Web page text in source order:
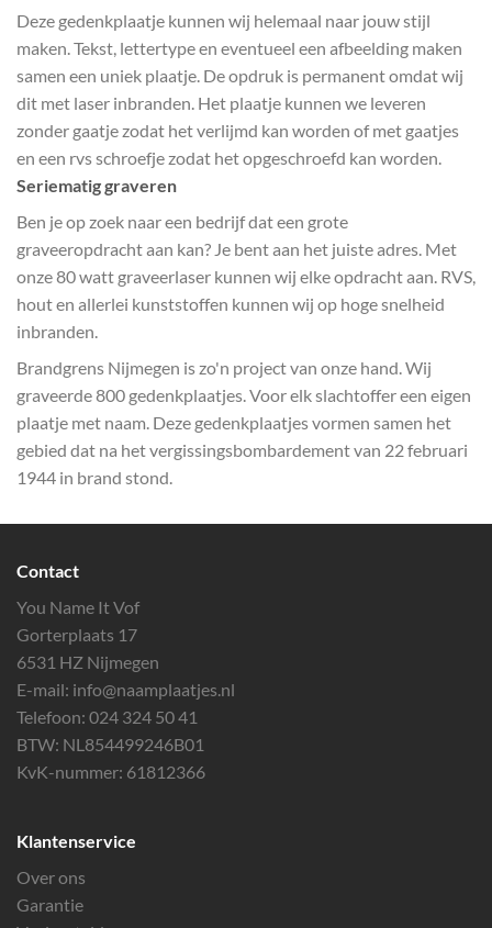
Deze gedenkplaatje kunnen wij helemaal naar jouw stijl
maken. Tekst, lettertype en eventueel een afbeelding maken
samen een uniek plaatje. De opdruk is permanent omdat wij
dit met laser inbranden. Het plaatje kunnen we leveren
zonder gaatje zodat het verlijmd kan worden of met gaatjes
en een rvs schroefje zodat het opgeschroefd kan worden.
Seriematig graveren
Ben je op zoek naar een bedrijf dat een grote
graveeropdracht aan kan? Je bent aan het juiste adres. Met
onze 80 watt graveerlaser kunnen wij elke opdracht aan. RVS,
hout en allerlei kunststoffen kunnen wij op hoge snelheid
inbranden.
Brandgrens Nijmegen is zo'n project van onze hand. Wij
graveerde 800 gedenkplaatjes. Voor elk slachtoffer een eigen
plaatje met naam. Deze gedenkplaatjes vormen samen het
gebied dat na het vergissingsbombardement van 22 februari
1944 in brand stond.
Contact
You Name It Vof
Gorterplaats 17
6531 HZ Nijmegen
E-mail: info@naamplaatjes.nl
Telefoon: 024 324 50 41
BTW: NL854499246B01
KvK-nummer: 61812366
Klantenservice
Over ons
Garantie